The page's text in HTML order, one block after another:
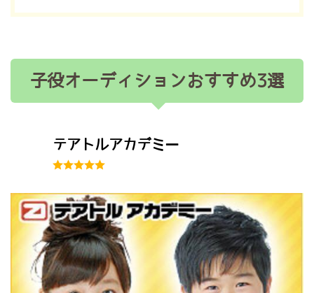
子役オーディションおすすめ3選
テアトルアカデミー